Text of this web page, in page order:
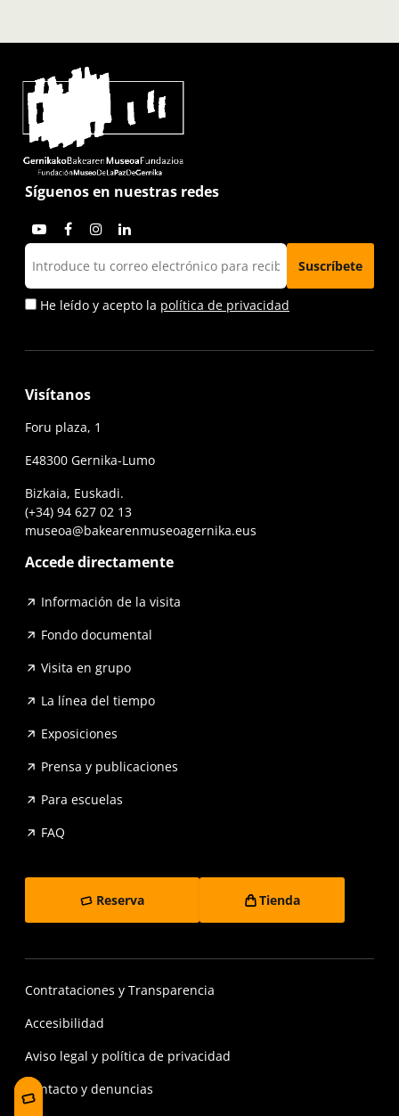
Síguenos en nuestras redes
He leído y acepto la política de privacidad
Visítanos
Foru plaza, 1
E48300 Gernika-Lumo
Bizkaia, Euskadi.
(+34) 94 627 02 13
museoa@bakearenmuseoagernika.eus
Accede directamente
Información de la visita
Fondo documental
Visita en grupo
La línea del tiempo
Exposiciones
Prensa y publicaciones
Para escuelas
FAQ
Reserva Tienda
Contrataciones y Transparencia
Accesibilidad
Aviso legal y política de privacidad
Contacto y denuncias